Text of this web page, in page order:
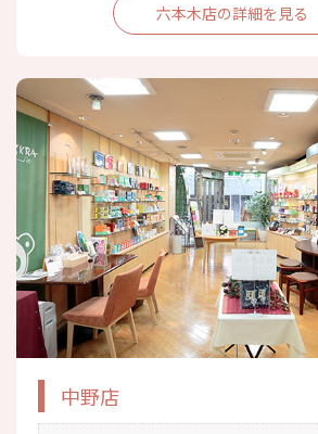
六本木店の詳細を見る
中野店